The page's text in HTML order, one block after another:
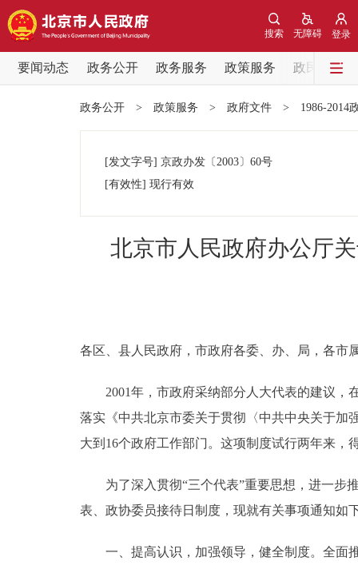
登录
无障碍
搜索
要闻动态 政务公开 政务服务 政策服务
政民互动
党中央精神
政策兑现
决策公开
政务服务
个人服务
政务公开 > 政策服务 > 政府文件 > 1986-2014
[发文字号] 京政办发 〔2003〕 60号
[有效性] 现行有效
北京市人民政府办公厅
各区、县人民政府，市政府各委、办、局，各市
2001年，市政府采纳部分人大代表的建议，
落实《中共北京市委关于贯彻〈中共中央关于加
大到16个政府工作部门。这项制度试行两年来
为了深入贯彻“三个代表”重要思想，进一步推
表、政协委员接待日制度，现就有关事项通知如
一、提高认识，加强领导，健全制度。全面推